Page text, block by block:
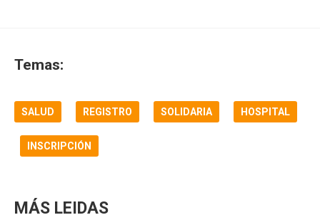
Temas:
SALUD REGISTRO SOLIDARIA HOSPITAL
INSCRIPCIÓN
MÁS LEIDAS